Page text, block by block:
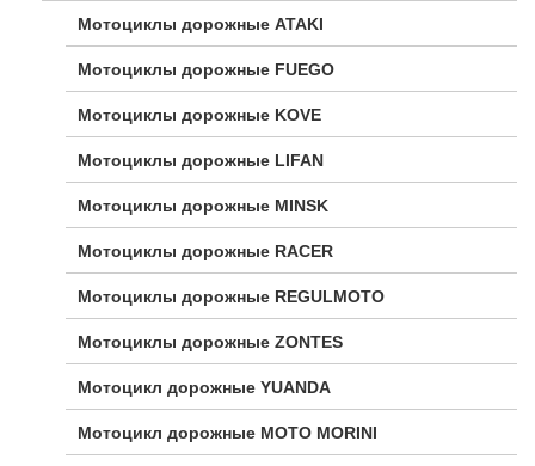
Мотоциклы дорожные ATAKI
Мотоциклы дорожные FUEGO
Мотоциклы дорожные KOVE
Мотоциклы дорожные LIFAN
Мотоциклы дорожные MINSK
Мотоциклы дорожные RACER
Мотоциклы дорожные REGULMOTO
Мотоциклы дорожные ZONTES
Мотоцикл дорожные YUANDA
Мотоцикл дорожные МОТО MORINI